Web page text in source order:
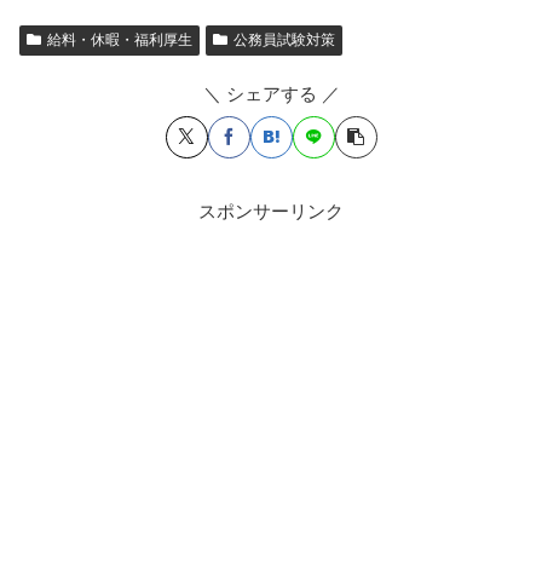
給料・休暇・福利厚生 公務員試験対策
＼ シェアする ／
スポンサーリンク